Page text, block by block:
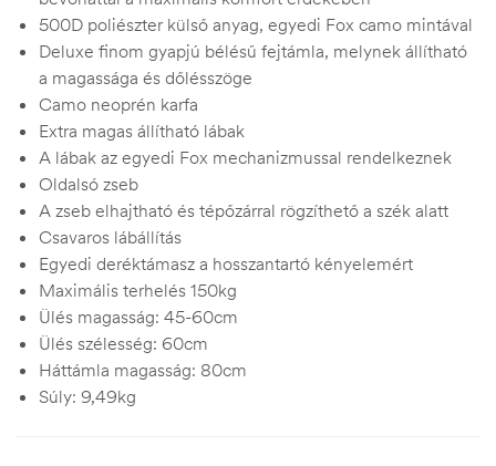
500D poliészter külső anyag, egyedi Fox camo mintával
Deluxe finom gyapjú bélésű fejtámla, melynek állítható
a magassága és dőlésszöge
Camo neoprén karfa
Extra magas állítható lábak
A lábak az egyedi Fox mechanizmussal rendelkeznek
Oldalsó zseb
A zseb elhajtható és tépőzárral rögzíthető a szék alatt
Csavaros lábállítás
Egyedi deréktámasz a hosszantartó kényelemért
Maximális terhelés 150kg
Ülés magasság: 45-60cm
Ülés szélesség: 60cm
Háttámla magasság: 80cm
Súly: 9,49kg